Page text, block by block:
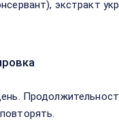
экстракт